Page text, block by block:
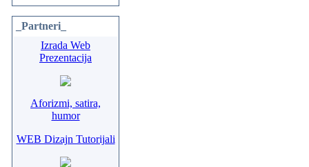
_Partneri_
Izrada Web
Prezentacija
Aforizmi, satira,
humor
WEB Dizajn Tutorijali